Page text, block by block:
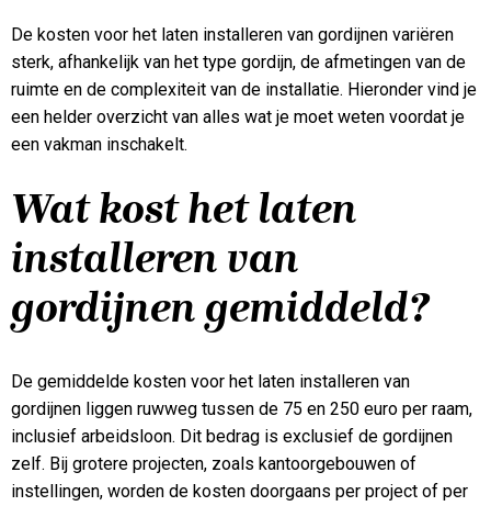
De kosten voor het laten installeren van gordijnen variëren
sterk, afhankelijk van het type gordijn, de afmetingen van de
ruimte en de complexiteit van de installatie. Hieronder vind je
een helder overzicht van alles wat je moet weten voordat je
een vakman inschakelt.
Wat kost het laten
installeren van
gordijnen gemiddeld?
De gemiddelde kosten voor het laten installeren van
gordijnen liggen ruwweg tussen de 75 en 250 euro per raam,
inclusief arbeidsloon. Dit bedrag is exclusief de gordijnen
zelf. Bij grotere projecten, zoals kantoorgebouwen of
instellingen, worden de kosten doorgaans per project of per